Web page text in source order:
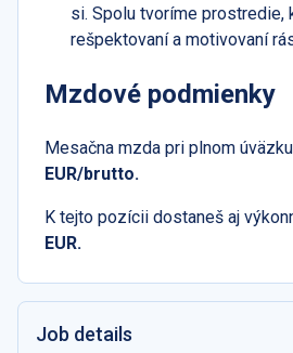
si. Spolu tvoríme prostredie,
rešpektovaní a motivovaní
Mzdové podmienky
Mesačna mzda pri plnom
EUR/brutto.
K tejto pozícii dostaneš aj
EUR.
Job details